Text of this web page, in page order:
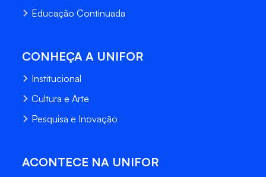
Educação Continuada
CONHEÇA A UNIFOR
Institucional
Cultura e Arte
Pesquisa e Inovação
ACONTECE NA UNIFOR